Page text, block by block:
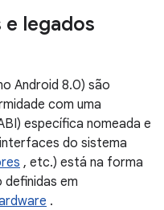
e legados
Android 8.0) são
com uma
específica nomeada e
do sistema
, etc.) está na forma
definidas em
.